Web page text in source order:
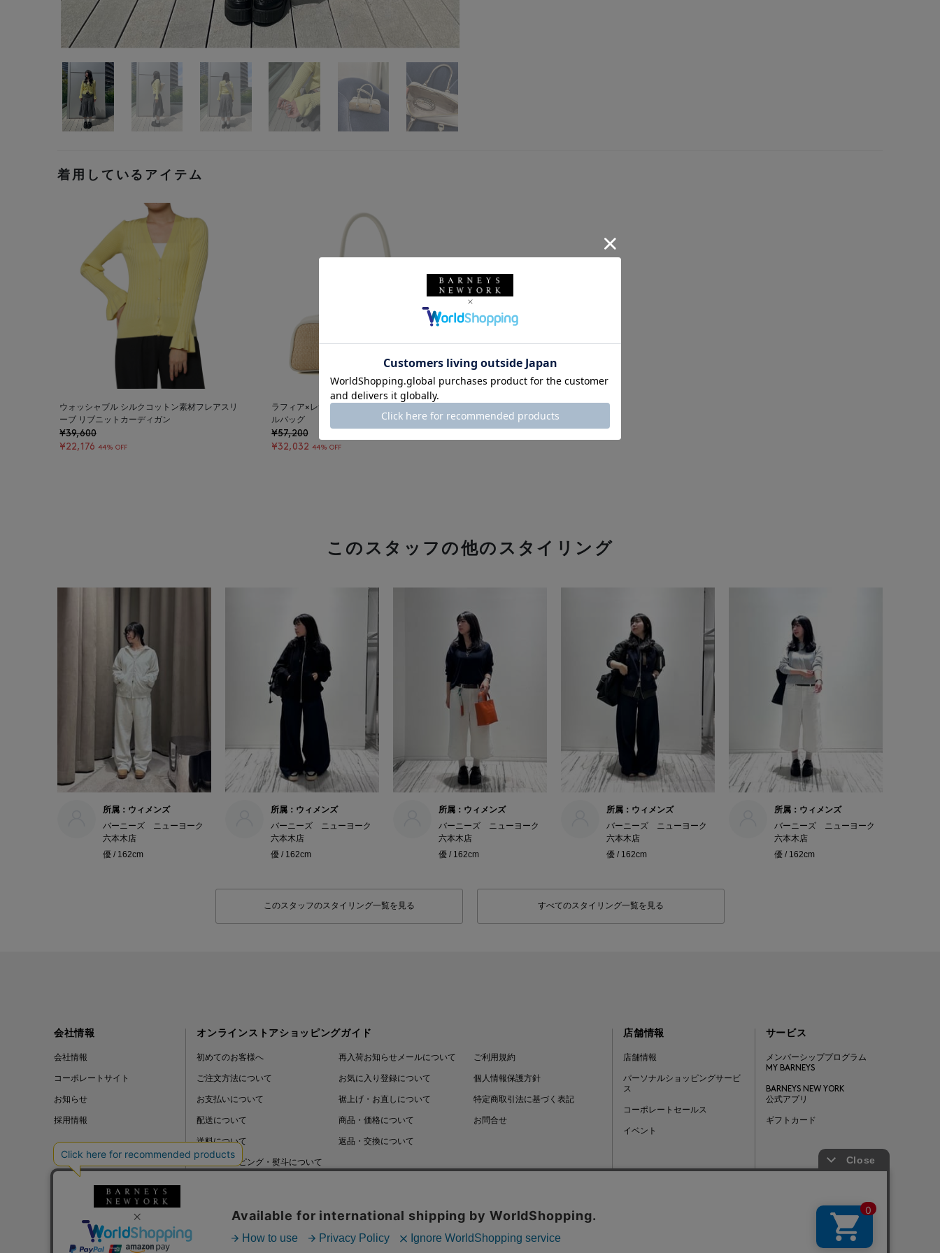
着用しているアイテム
ウォッシャブル シルクコットン素材フレアスリ
ーブ リブニットカーディガン
¥39,600
¥22,176 44% OFF
ラフィア×レザー コンビネーション ロングハンド
ルバッグ
¥57,200
¥32,032 44% OFF
このスタッフの他のスタイリング
所属：ウィメンズ
バーニーズ ニューヨーク
六本木店
優 / 162cm
所属：ウィメンズ
バーニーズ ニューヨーク
六本木店
優 / 162cm
所属：ウィメンズ
バーニーズ ニューヨーク
六本木店
優 / 162cm
所属：ウィメンズ
バーニーズ ニューヨーク
六本木店
優 / 162cm
所属：ウィメンズ
バーニーズ ニューヨーク
六本木店
優 / 162cm
このスタッフのスタイリング一覧を見る すべてのスタイリング一覧を見る
会社情報
会社情報
コーポレートサイト
お知らせ
採用情報
オンラインストアショッピングガイド
初めてのお客様へ
ご注文方法について
お支払いについて
配送について
送料について
ギフトラッピング・熨斗について
再入荷お知らせメールについて
お気に入り登録について
裾上げ・お直しについて
商品・価格について
返品・交換について
ご利用規約
個人情報保護方針
特定商取引法に基づく表記
お問合せ
店舗情報
店舗情報
パーソナルショッピングサービ
ス
コーポレートセールス
イベント
サービス
メンバーシッププログラム
MY BARNEYS
BARNEYS NEW YORK
公式アプリ
ギフトカード